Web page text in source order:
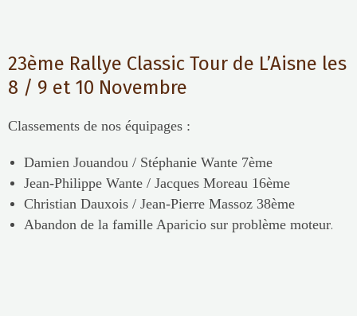
23ème Rallye Classic Tour de L’Aisne les
8 / 9 et 10 Novembre
Classements de nos équipages :
Damien Jouandou / Stéphanie Wante 7ème
Jean-Philippe Wante / Jacques Moreau 16ème
Christian Dauxois / Jean-Pierre Massoz 38ème
Abandon de la famille Aparicio sur problème moteur.